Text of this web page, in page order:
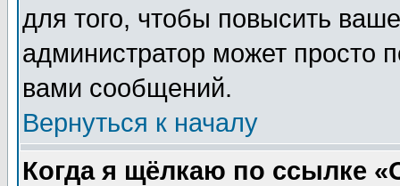
для того, чтобы повысить
администратор может просто
вами сообщений.
Вернуться к началу
Когда я щёлкаю по ссылке